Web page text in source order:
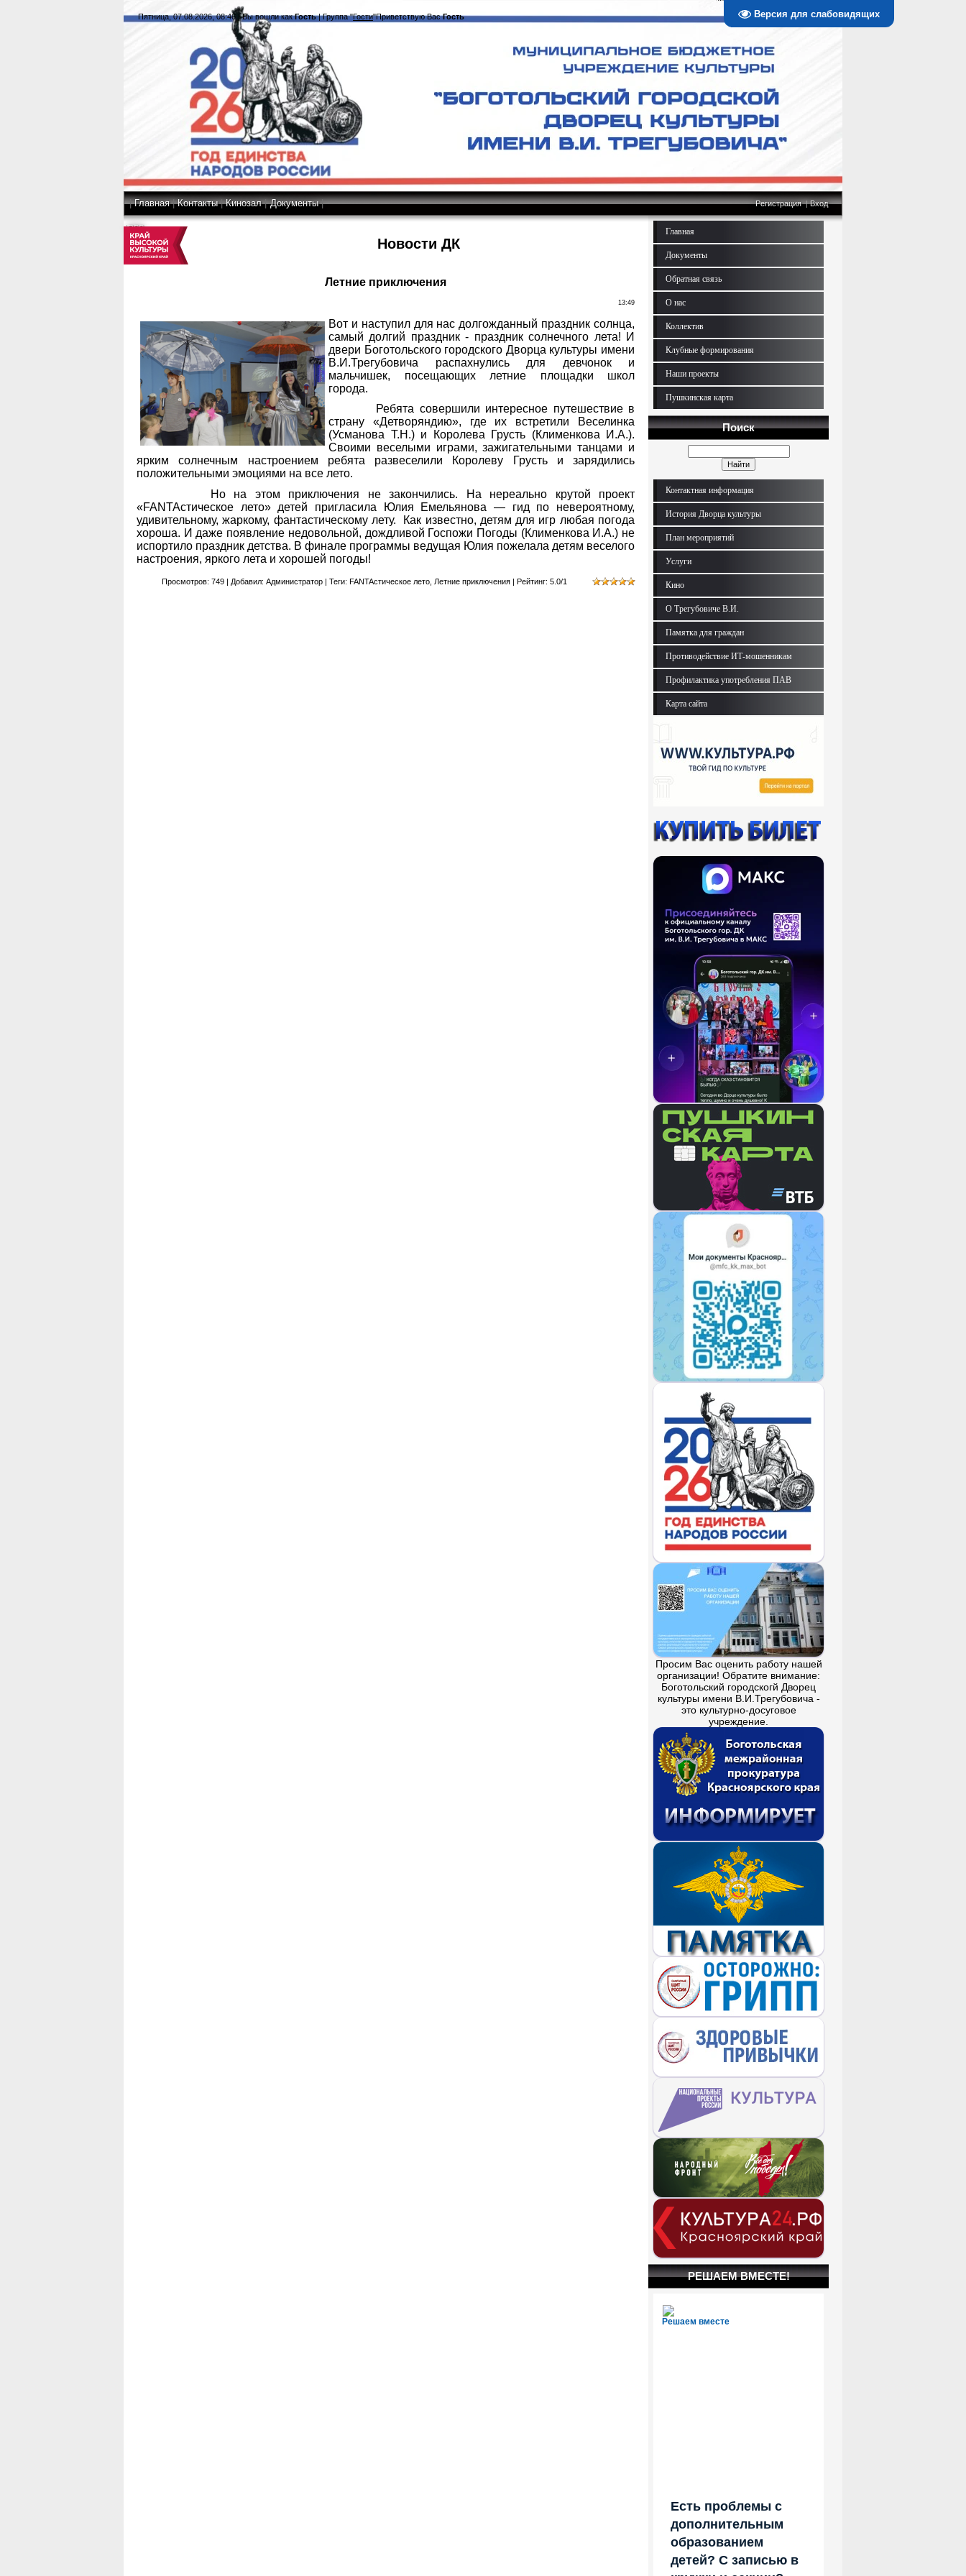
Версия для слабовидящих
Пятница, 07.08.2026, 08:46 |Вы вошли как Гость|Группа"Гости"Приветствую Вас Гость
|Главная|Контакты|Кинозал|Документы| Регистрация|Вход
|RSS
Новости ДК
Летние приключения
13:49
Вот и наступил для нас долгожданный праздник солнца,
самый долгий праздник - праздник солнечного лета! И
двери Боготольского городского Дворца культуры имени
В.И.Трегубовича распахнулись для девчонок и
мальчишек, посещающих летние площадки школ
города.
Ребята совершили интересное путешествие в
страну «Детворяндию», где их встретили Веселинка
(Усманова Т.Н.) и Королева Грусть (Клименкова И.А.).
Своими веселыми играми, зажигательными танцами и
ярким солнечным настроением ребята развеселили Королеву Грусть и зарядились
положительными эмоциями на все лето.
Но на этом приключения не закончились. На нереально крутой проект
«FANTAстическое лето» детей пригласила Юлия Емельянова — гид по невероятному,
удивительному, жаркому, фантастическому лету. Как известно, детям для игр любая погода
хороша. И даже появление недовольной, дождливой Госпожи Погоды (Клименкова И.А.) не
испортило праздник детства. В финале программы ведущая Юлия пожелала детям веселого
настроения, яркого лета и хорошей погоды!
Просмотров: 749 | Добавил: Администратор | Теги: FANTAстическое лето Летние приключения | Рейтинг: 5.0/1
Главная
Документы
Обратная связь
О нас
Коллектив
Клубные формирования
Наши проекты
Пушкинская карта
Поиск
Контактная информация
История Дворца культуры
План мероприятий
Услуги
Кино
О Трегубовиче В.И.
Памятка для граждан
Противодействие ИТ-мошенникам
Профилактика употребления ПАВ
Карта сайта
Просим Вас оценить работу нашей
организации! Обратите внимание:
Боготольский городскогй Дворец
культуры имени В.И.Трегубовича -
это культурно-досуговое
учреждение.
РЕШАЕМ ВМЕСТЕ!
Решаем вместе
Есть проблемы с
дополнительным
образованием
детей? С записью в